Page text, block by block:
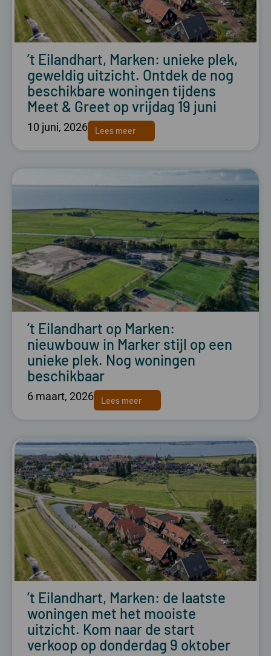
’t Eilandhart, Marken: unieke plek,
geweldig uitzicht. Ontdek de nog
beschikbare woningen tijdens
Meet & Greet op vrijdag 19 juni
10 juni, 2026 Lees meer
’t Eilandhart op Marken:
nieuwbouw in Marker stijl op een
unieke plek. Nog woningen
beschikbaar
6 maart, 2026 Lees meer
’t Eilandhart, Marken: de laatste
woningen met het mooiste
uitzicht. Kom naar de start
verkoop op donderdag 9 oktober